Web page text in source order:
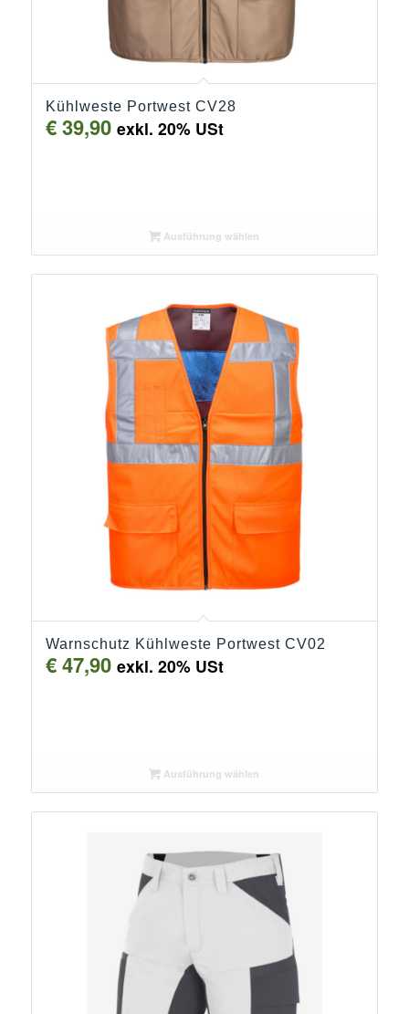
Kühlweste Portwest CV28
€39,90 exkl. 20% USt
Ausführung wählen
Warnschutz Kühlweste Portwest CV02
€47,90 exkl. 20% USt
Ausführung wählen